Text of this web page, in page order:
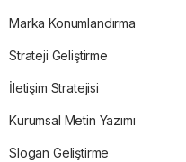
Marka Konumlandırma
Strateji Geliştirme
İletişim Stratejisi
Kurumsal Metin Yazımı
Slogan Geliştirme